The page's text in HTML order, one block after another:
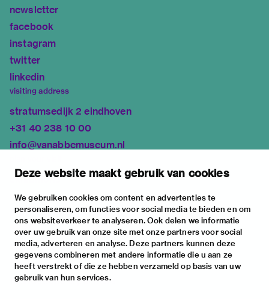
Deze website maakt gebruik van cookies
We gebruiken cookies om content en advertenties te
personaliseren, om functies voor social media te bieden en om
ons websiteverkeer te analyseren. Ook delen we informatie
over uw gebruik van onze site met onze partners voor social
media, adverteren en analyse. Deze partners kunnen deze
gegevens combineren met andere informatie die u aan ze
heeft verstrekt of die ze hebben verzameld op basis van uw
gebruik van hun services.
newsletter
facebook
instagram
twitter
linkedin
visiting address
stratumsedijk 2 eindhoven
+31 40 238 10 00
info@vanabbemuseum.nl
exhibitions
activities
practical information
about
the museum
the collection
foundations & partners